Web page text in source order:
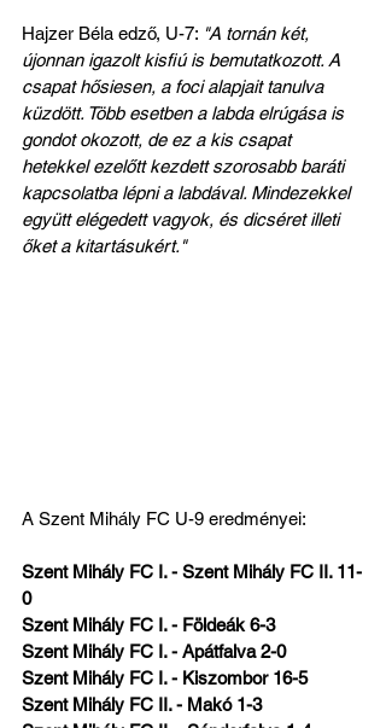
Hajzer Béla edző, U-7: "A tornán két,
újonnan igazolt kisfiú is bemutatkozott. A
csapat hősiesen, a foci alapjait tanulva
küzdött. Több esetben a labda elrúgása is
gondot okozott, de ez a kis csapat
hetekkel ezelőtt kezdett szorosabb baráti
kapcsolatba lépni a labdával. Mindezekkel
együtt elégedett vagyok, és dicséret illeti
őket a kitartásukért."
A Szent Mihály FC U-9 eredményei:
Szent Mihály FC I. - Szent Mihály FC II. 11-
0
Szent Mihály FC I. - Földeák 6-3
Szent Mihály FC I. - Apátfalva 2-0
Szent Mihály FC I. - Kiszombor 16-5
Szent Mihály FC II. - Makó 1-3